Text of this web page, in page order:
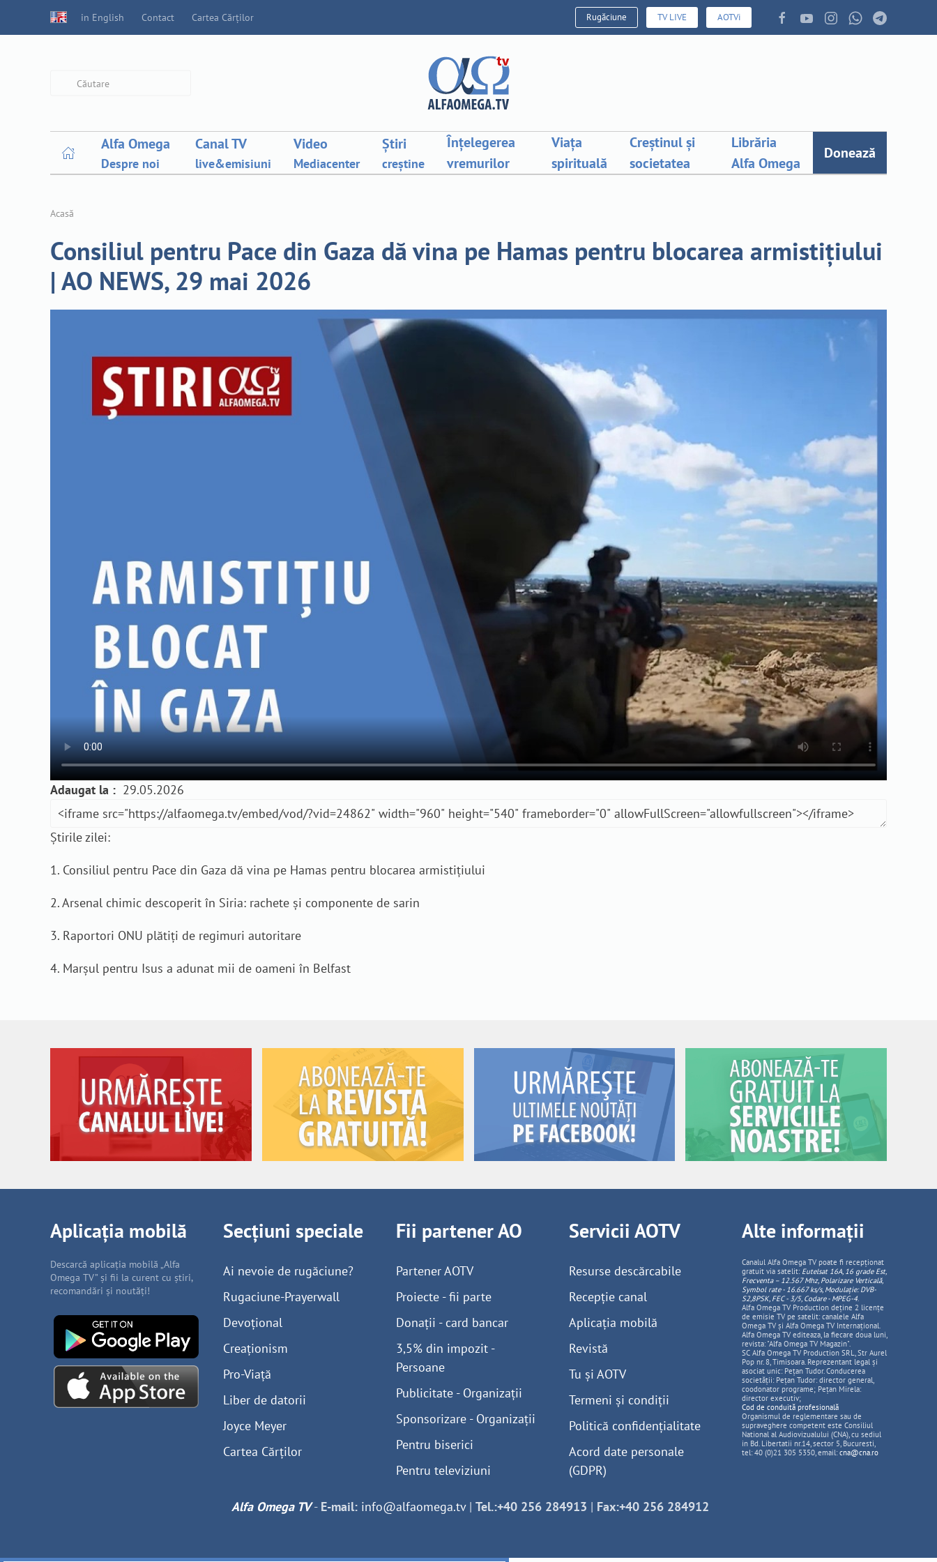
in English Contact Cartea Cărților Rugăciune TV LIVE AOTVi
Alfa Omega
Despre noi
Canal TV
live&emisiuni
Video
Mediacenter
Știri
creștine
Înțelegerea
vremurilor
Viața
spirituală
Creștinul și
societatea
Librăria
Alfa Omega
Donează
Acasă
Consiliul pentru Pace din Gaza dă vina pe Hamas pentru blocarea armistițiului
| AO NEWS, 29 mai 2026
Adaugat la : 29.05.2026
Știrile zilei:
1. Consiliul pentru Pace din Gaza dă vina pe Hamas pentru blocarea armistițiului
2. Arsenal chimic descoperit în Siria: rachete și componente de sarin
3. Raportori ONU plătiți de regimuri autoritare
4. Marșul pentru Isus a adunat mii de oameni în Belfast
Aplicația mobilă
Descarcă aplicația mobilă „Alfa
Omega TV” și fii la curent cu știri,
recomandări și noutăți!
Secțiuni speciale
Ai nevoie de rugăciune?
Rugaciune-Prayerwall
Devoțional
Creaționism
Pro-Viață
Liber de datorii
Joyce Meyer
Cartea Cărților
Fii partener AO
Partener AOTV
Proiecte - fii parte
Donații - card bancar
3,5% din impozit -
Persoane
Publicitate - Organizații
Sponsorizare - Organizații
Pentru biserici
Pentru televiziuni
Servicii AOTV
Resurse descărcabile
Recepție canal
Aplicația mobilă
Revistă
Tu și AOTV
Termeni și condiții
Politică confidențialitate
Acord date personale
(GDPR)
Alte informații
Canalul Alfa Omega TV poate fi recepționat
gratuit via satelit: Eutelsat 16A, 16 grade Est,
Frecventa – 12.567 Mhz, PolarizareVerticală,
Symbol rate - 16.667 ks/s, Modulație: DVB-
S2,8PSK, FEC - 3/5, Codare - MPEG-4.
Alfa Omega TV Production deține 2 licențe
de emisie TV pe satelit: canalele Alfa
Omega TV și Alfa Omega TV Internațional.
Alfa Omega TV editeaza, la fiecare doua luni,
revista: "Alfa Omega TV Magazin".
SC Alfa Omega TV Production SRL, Str Aurel
Pop nr. 8, Timisoara. Reprezentant legal și
asociat unic: Pețan Tudor. Conducerea
societății: Pețan Tudor: director general,
coodonator programe; Pețan Mirela:
director executiv;
Cod de conduită profesională
Organismul de reglementare sau de
supraveghere competent este Consiliul
National al Audiovizualului (CNA), cu sediul
in Bd. Libertatii nr.14, sector 5, Bucuresti,
tel: 40 (0)21 305 5350, email: cna@cna.ro
Alfa Omega TV- E-mail: info@alfaomega.tv| Tel.:+40 256 284913 | Fax:+40 256 284912